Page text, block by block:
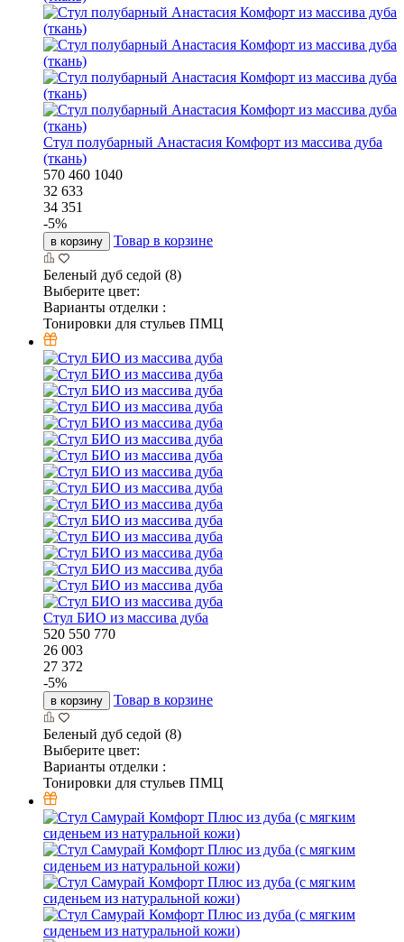
Стул полубарный Анастасия Комфорт из массива дуба
(ткань)
570 460 1040
32 633
34 351
-5%
в корзину Товар в корзине
Беленый дуб седой (8)
Выберите цвет:
Варианты отделки :
Тонировки для стульев ПМЦ
Стул БИО из массива дуба
520 550 770
26 003
27 372
-5%
в корзину Товар в корзине
Беленый дуб седой (8)
Выберите цвет:
Варианты отделки :
Тонировки для стульев ПМЦ